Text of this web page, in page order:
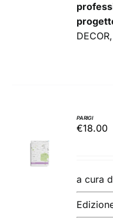
AL
CARRELLO
/
PARIGI
€18.00
a cura